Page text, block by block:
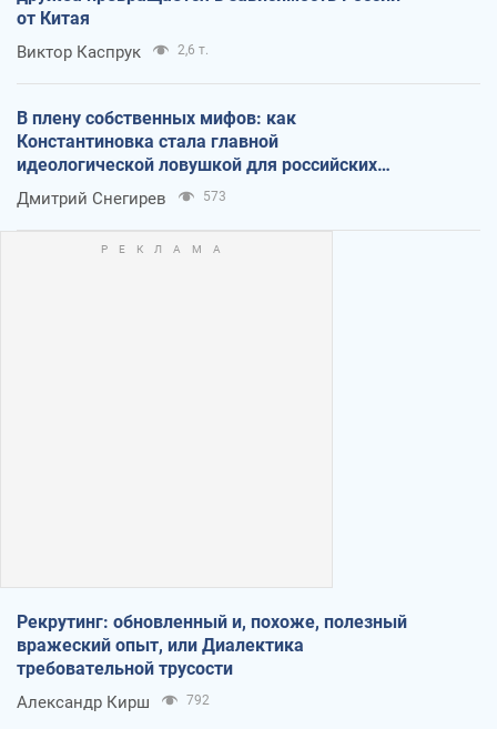
от Китая
Виктор Каспрук 2,6 т.
В плену собственных мифов: как
Константиновка стала главной
идеологической ловушкой для российских
оккупантов
Дмитрий Снегирев 573
Рекрутинг: обновленный и, похоже, полезный
вражеский опыт, или Диалектика
требовательной трусости
Александр Кирш 792